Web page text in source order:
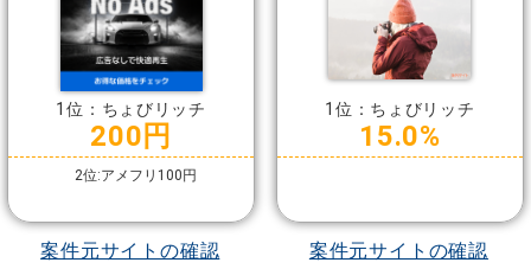
1位：ちょびリッチ
200円
2位:アメフリ100円
案件元サイトの確認
1位：ちょびリッチ
15.0%
案件元サイトの確認